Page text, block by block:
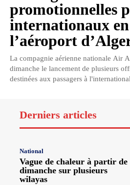
promotionnelles
internationaux
l’aéroport
La compagnie aérienne nationale Air
dimanche le lancement de plusieurs
destinées aux passagers à
Derniers articles
National
Vague de chaleur à partir de
dimanche sur plusieurs
wilayas